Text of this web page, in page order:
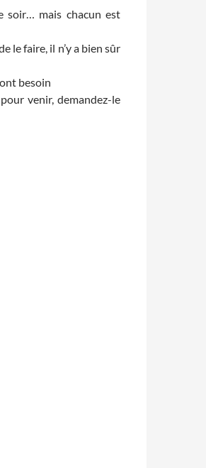
soir… mais chacun est
le faire, il n’y a bien sûr
besoin
venir, demandez-le